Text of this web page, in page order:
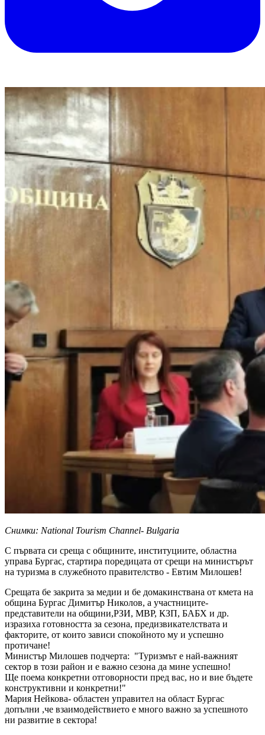
Снимки: National Tourism Channel- Bulgaria
С първата си среща с общините, институциите, областна
управа Бургас, стартира поредицата от срещи на министърът
на туризма в служебното правителство - Евтим Милошев!
Срещата бе закрита за медии и бе домакинствана от кмета на
община Бургас Димитър Николов, а участниците-
представители на общини,РЗИ, МВР, КЗП, БАБХ и др.
изразиха готовността за сезона, предизвикателствата и
факторите, от които зависи спокойното му и успешно
протичане!
Министър Милошев подчерта: "Туризмът е най-важният
сектор в този район и е важно сезона да мине успешно!
Ще поема конкретни отговорности пред вас, но и вие бъдете
конструктивни и конкретни!"
Мария Нейкова- областен управител на област Бургас
допълни ,че взаимодействието е много важно за успешното
ни развитие в сектора!